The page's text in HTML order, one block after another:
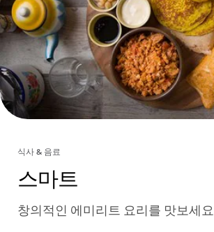
식사 & 음료
스마트
창의적인 에미리트 요리를 맛보세요